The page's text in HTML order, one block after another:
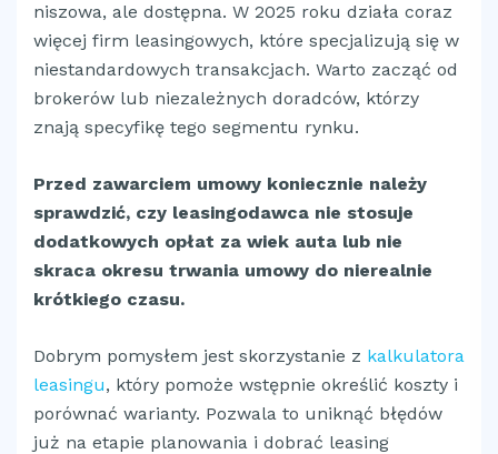
niszowa, ale dostępna. W 2025 roku działa coraz
więcej firm leasingowych, które specjalizują się w
niestandardowych transakcjach. Warto zacząć od
brokerów lub niezależnych doradców, którzy
znają specyfikę tego segmentu rynku.
Przed zawarciem umowy koniecznie należy
sprawdzić, czy leasingodawca nie stosuje
dodatkowych opłat za wiek auta lub nie
skraca okresu trwania umowy do nierealnie
krótkiego czasu.
Dobrym pomysłem jest skorzystanie z kalkulatora
leasingu, który pomoże wstępnie określić koszty i
porównać warianty. Pozwala to uniknąć błędów
już na etapie planowania i dobrać leasing